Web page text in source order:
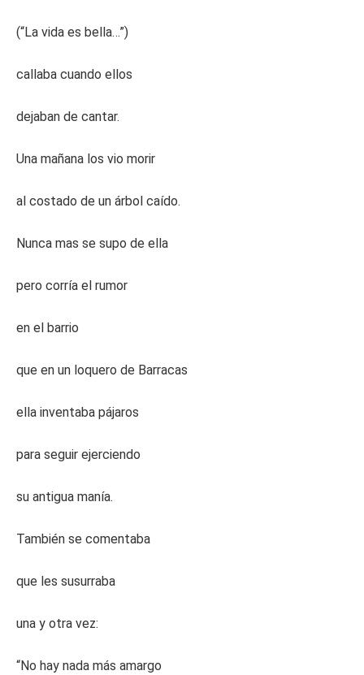
(“La vida es bella…”)
callaba cuando ellos
dejaban de cantar.
Una mañana los vio morir
al costado de un árbol caído.
Nunca mas se supo de ella
pero corría el rumor
en el barrio
que en un loquero de Barracas
ella inventaba pájaros
para seguir ejerciendo
su antigua manía.
También se comentaba
que les susurraba
una y otra vez:
“No hay nada más amargo